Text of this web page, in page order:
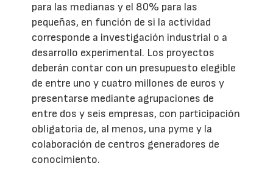
para las medianas y el 80% para las
pequeñas, en función de si la actividad
corresponde a investigación industrial o a
desarrollo experimental. Los proyectos
deberán contar con un presupuesto elegible
de entre uno y cuatro millones de euros y
presentarse mediante agrupaciones de
entre dos y seis empresas, con participación
obligatoria de, al menos, una pyme y la
colaboración de centros generadores de
conocimiento.